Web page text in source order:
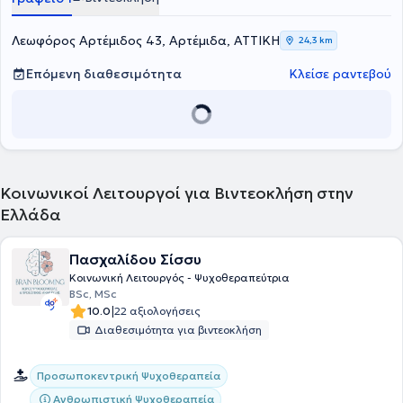
ελληνικά και διεθνή συνέδρια και έχουν δημοσιευθεί σε ελληνικά
και αγγλόφωνα επιστημονικά περιοδικά, συμπεριλαμβανομένων
συνεδρίων της
Εταιρείας Παθολόγων Ογκολόγων Ελλάδοςκαθώς
και διεθνών οργανισμών όπως η
European Association for Palliative
Care , ηMASCC/ISOOκαι ηInternational Psycho-Oncology Society.
Λεωφόρος Αρτέμιδος 43, Αρτέμιδα, ΑΤΤΙΚΗ 24,3 km
Επόμενη διαθεσιμότητα Κλείσε ραντεβού
Κοινωνικοί Λειτουργοί για Βιντεοκλήση στην
Ελλάδα
Πασχαλίδου Σίσσυ
Κοινωνική Λειτουργός - Ψυχοθεραπεύτρια
BSc, MSc
10.0|22 αξιολογήσεις
Διαθεσιμότητα για βιντεοκλήση
Προσωποκεντρική Ψυχοθεραπεία
Ανθρωπιστική Ψυχοθεραπεία